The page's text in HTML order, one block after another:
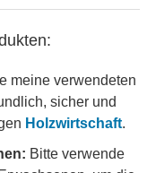
meine verwendeten
sicher und
Holzwirtschaft.
Bitte verwende